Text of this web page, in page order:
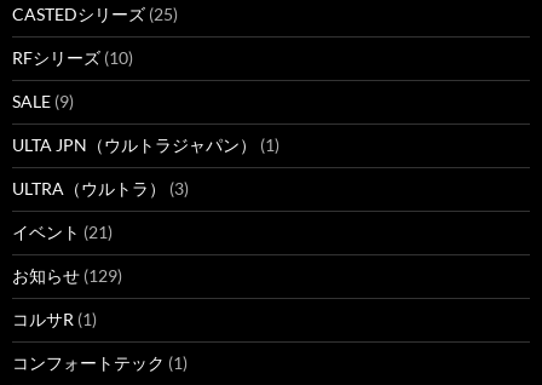
CASTEDシリーズ (25)
RFシリーズ (10)
SALE (9)
ULTA JPN（ウルトラジャパン） (1)
ULTRA（ウルトラ） (3)
イベント (21)
お知らせ (129)
コルサR (1)
コンフォートテック (1)